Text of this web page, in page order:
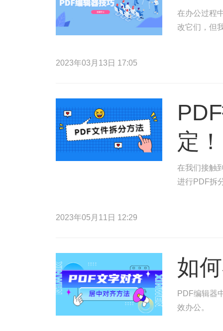
在办公过程
改它们，但
2023年03月13日 17:05
定！
在我们接触
进行PDF拆
2023年05月11日 12:29
如
PDF编辑器
效办公。